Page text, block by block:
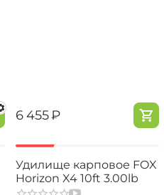
‍6 455‍₽
Удилище карповое FOX
Horizon X4 10ft 3.00lb